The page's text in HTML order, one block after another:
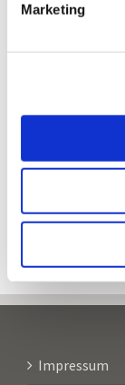
Marketing
TDP
Impressum